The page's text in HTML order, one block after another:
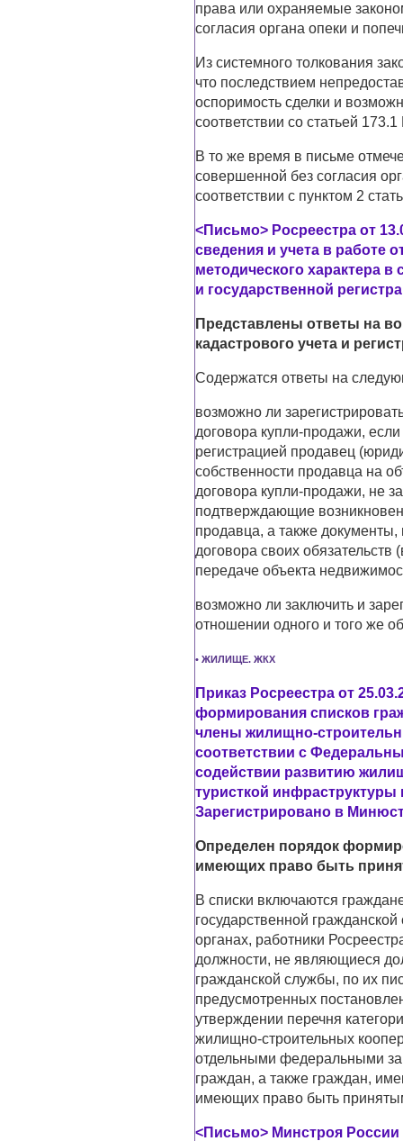
права или охраняемые
согласия органа опеки и
Из системного толкования
что последствием
оспоримость сделки и
соответствии со статьей
В то же время в письме
совершенной без согласия
соответствии с пунктом 2
<Письмо> Росреестра от
сведения и учета в работе
методического характера в
и государственной
Представлены ответы на
кадастрового учета и
Содержатся ответы на
возможно ли
договора купли-продажи,
регистрацией продавец
собственности продавца на
договора купли-продажи, не
подтверждающие
продавца, а также
договора своих
передаче объекта
возможно ли заключить и
отношении одного и того же
• ЖИЛИЩЕ. ЖКХ
Приказ Росреестра от
формирования списков
члены жилищно-
соответствии с
содействии развитию
туристкой
Зарегистрировано в
Определен порядок
имеющих право быть
В списки включаются
государственной
органах, работники
должности, не являющиеся
гражданской службы, по их
предусмотренных
утверждении перечня
жилищно-строительных
отдельными федеральными
граждан, а также граждан,
имеющих право быть
<Письмо> Минстроя России